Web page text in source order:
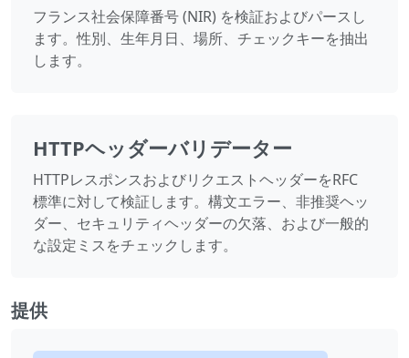
フランス社会保障番号 (NIR) を検証およびパースし
ます。性別、生年月日、場所、チェックキーを抽出
します。
HTTPヘッダーバリデーター
HTTPレスポンスおよびリクエストヘッダーをRFC
標準に対して検証します。構文エラー、非推奨ヘッ
ダー、セキュリティヘッダーの欠落、および一般的
な設定ミスをチェックします。
提供